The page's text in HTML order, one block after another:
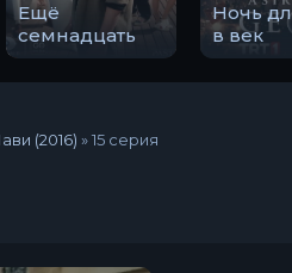
Ещё
семнадцать
Ночь
в век
(2016) »15 серия